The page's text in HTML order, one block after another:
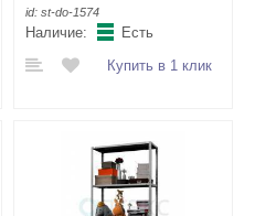
id: st-do-1574
Наличие:
Есть
Купить в 1 клик